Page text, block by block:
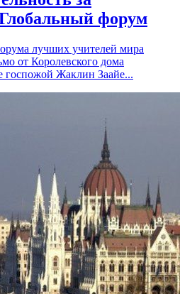
форум
лучших учителей мира
от Королевского дома
госпожой Жаклин Заайе...